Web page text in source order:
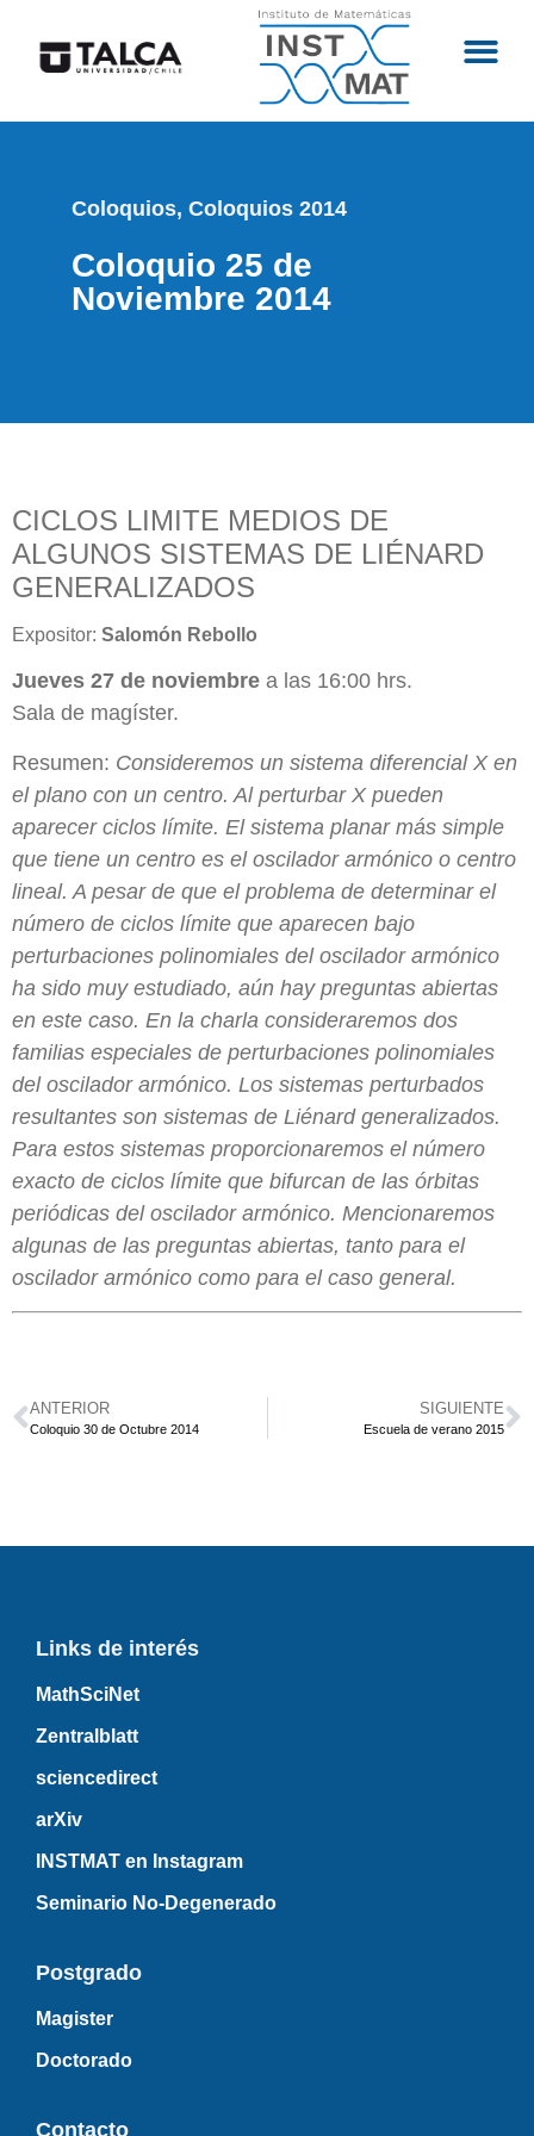
Coloquios, Coloquios 2014
Coloquio 25 de
Noviembre 2014
CICLOS LIMITE MEDIOS DE
ALGUNOS SISTEMAS DE LIÉNARD
GENERALIZADOS
Expositor: Salomón Rebollo
Jueves 27 de noviembre a las 16:00 hrs.
Sala de magíster.
Resumen: Consideremos un sistema diferencial X en
el plano con un centro. Al perturbar X pueden
aparecer ciclos límite. El sistema planar más simple
que tiene un centro es el oscilador armónico o centro
lineal. A pesar de que el problema de determinar el
número de ciclos límite que aparecen bajo
perturbaciones polinomiales del oscilador armónico
ha sido muy estudiado, aún hay preguntas abiertas
en este caso. En la charla consideraremos dos
familias especiales de perturbaciones polinomiales
del oscilador armónico. Los sistemas perturbados
resultantes son sistemas de Liénard generalizados.
Para estos sistemas proporcionaremos el número
exacto de ciclos límite que bifurcan de las órbitas
periódicas del oscilador armónico. Mencionaremos
algunas de las preguntas abiertas, tanto para el
oscilador armónico como para el caso general.
ANTERIOR
Coloquio 30 de Octubre 2014
SIGUIENTE
Escuela de verano 2015
Links de interés
MathSciNet
Zentralblatt
sciencedirect
arXiv
INSTMAT en Instagram
Seminario No-Degenerado
Postgrado
Magister
Doctorado
Contacto